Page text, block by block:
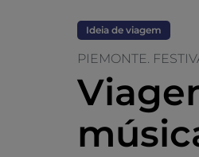
Ideia de viagem
PIEMONTE.